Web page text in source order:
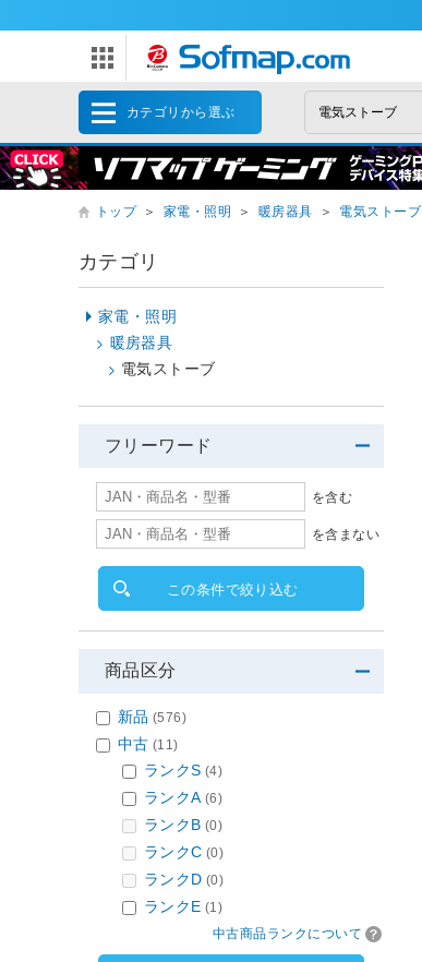
カテゴリから選ぶ
トップ ＞ 家電・照明 ＞ 暖房器具 ＞ 電気ストーブ
カテゴリ
家電・照明
暖房器具
電気ストーブ
フリーワード
を含む
を含まない
この条件で絞り込む
商品区分
新品 (576)
中古 (11)
ランクS (4)
ランクA (6)
ランクB (0)
ランクC (0)
ランクD (0)
ランクE (1)
中古商品ランクについて